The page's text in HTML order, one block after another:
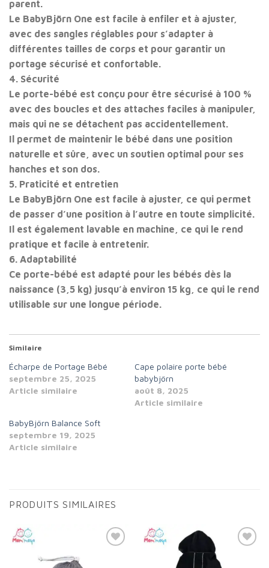
parent.
Le BabyBjörn One est facile à enfiler et à ajuster,
avec des sangles réglables pour s’adapter à
différentes tailles de corps et pour garantir un
portage sécurisé et confortable.
4. Sécurité
Le porte-bébé est conçu pour être sécurisé à 100 %
avec des boucles et des attaches faciles à manipuler,
mais qui ne se détachent pas accidentellement.
Il permet de maintenir le bébé dans une position
naturelle et sûre, avec un soutien optimal pour ses
hanches et son dos.
5. Praticité et entretien
Le BabyBjörn One est facile à ajuster, ce qui permet
de passer d’une position à l’autre en toute simplicité.
Il est également lavable en machine, ce qui le rend
pratique et facile à entretenir.
6. Adaptabilité
Ce porte-bébé est adapté pour les bébés dès la
naissance (3,5 kg) jusqu’à environ 15 kg, ce qui le rend
utilisable sur une longue période.
Similaire
Écharpe de Portage Bébé
septembre 25, 2025
Article similaire
Cape polaire porte bébé
babybjörn
août 8, 2025
Article similaire
BabyBjörn Balance Soft
septembre 19, 2025
Article similaire
PRODUITS SIMILAIRES